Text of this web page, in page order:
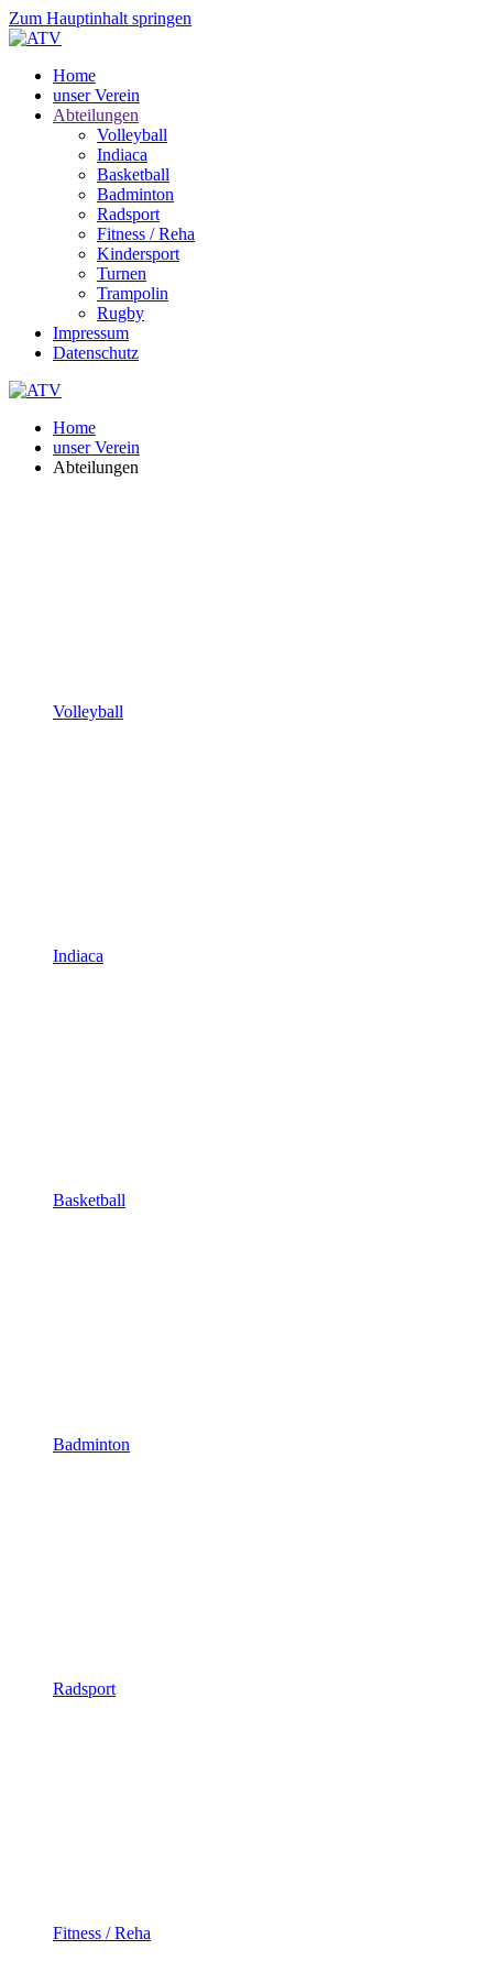
Zum Hauptinhalt springen
Home
unser Verein
Abteilungen
Volleyball
Indiaca
Basketball
Badminton
Radsport
Fitness / Reha
Kindersport
Turnen
Trampolin
Rugby
Impressum
Datenschutz
Home
unser Verein
Abteilungen
Volleyball
Indiaca
Basketball
Badminton
Radsport
Fitness / Reha